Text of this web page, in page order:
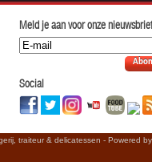
Meld je aan voor onze
Social
traiteur & delicatessen - Powered